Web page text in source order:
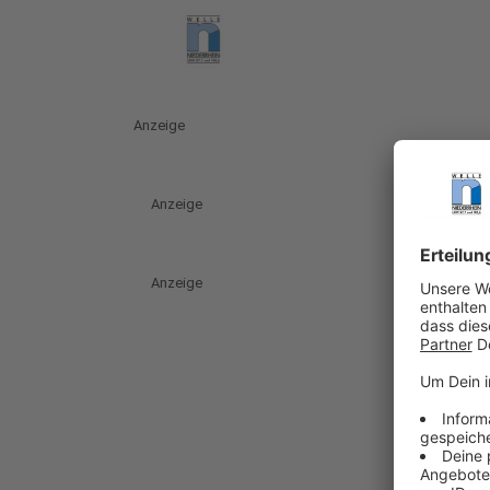
Anzeige
Anzeige
Anzeige